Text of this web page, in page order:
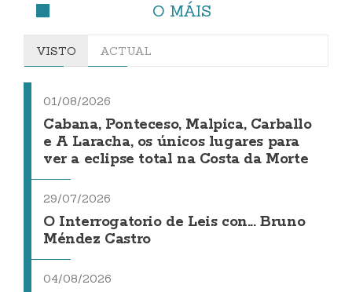
O MÁIS
VISTO ACTUAL
01/08/2026
Cabana, Ponteceso, Malpica, Carballo
e A Laracha, os únicos lugares para
ver a eclipse total na Costa da Morte
29/07/2026
O Interrogatorio de Leis con... Bruno
Méndez Castro
04/08/2026